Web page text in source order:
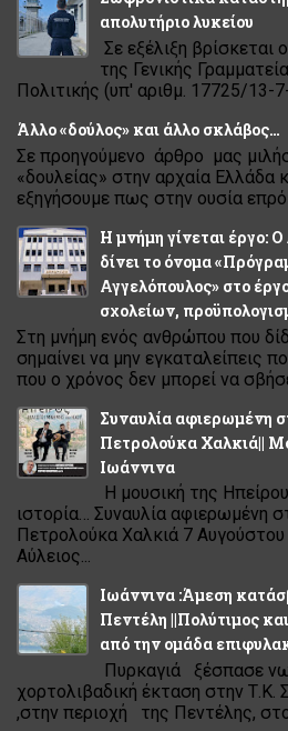
απολυτήριο λυκείου
Σε εξέλιξη βρίσκεται
της Γενικής
Πολιτικής (υπ' αριθμ. 17725/13-
Άλλο «δούλος» και άλλο σκλάβος…
Σε προηγούμενο άρθρο μας
«δουλείας» στην αρχαία Ελλάδα
εξηγήσουμε πως στην ουσία
Η μνήμη γίνεται έργο:
δίνει το όνομα
Αγγελόπουλος» στο
σχολείων,
Στη μνήμη ενός ανθρώπου που
σημαίνει να μην εγκαταλείπεις
που ο χρόνος δεν μπορεί να
Συναυλία αφιερωμένη
Πετρολούκα Χαλκιά||
Ιωάννινα
Η μουσική της
ιστορία… Συναυλία αφιερωμένη
Πετρολούκα Χαλκιά 7
Αύλειος...
Ιωάννινα :Άμεση
Πεντέλη ||Πολύτιμος
από την ομάδα
Πυρκαγιά ξέσπασε
χορτολιβαδική έκταση στην Τ.Κ.
,στην περιοχή της Πεντέλης,